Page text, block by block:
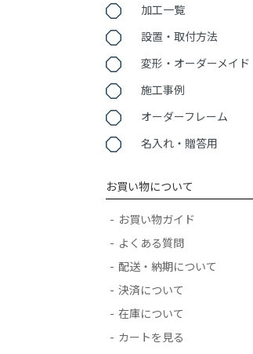
加工一覧
設置・取付方法
変形・オーダーメイド
施工事例
オーダーフレーム
名入れ・贈答用
お買い物について
お買い物ガイド
よくある質問
配送・納期について
決済について
在庫について
カートを見る